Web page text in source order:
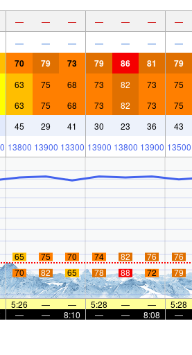
— — — — — — —
— — — — — — —
70 79 73 79 86 81 79
63 75 68 73 82 73 75
63 75 68 73 82 73 75
45 29 41 30 23 36 43
13800 13900 13300 13900 13800 13900 13500
65 75 70 74 82 76 76
70 82 65 78 88 72 79
5:26 — — 5:28 — — 5:28
— — 8:10 — — 8:08 —